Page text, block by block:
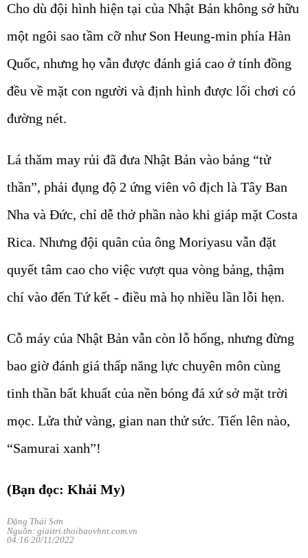
Cho dù đội hình hiện tại của Nhật Bản không sở hữu
một ngôi sao tầm cỡ như Son Heung-min phía Hàn
Quốc, nhưng họ vẫn được đánh giá cao ở tính đồng
đều về mặt con người và định hình được lối chơi có
đường nét.
Lá thăm may rủi đã đưa Nhật Bản vào bảng “tử
thần”, phải đụng độ 2 ứng viên vô địch là Tây Ban
Nha và Đức, chỉ dễ thở phần nào khi giáp mặt Costa
Rica. Nhưng đội quân của ông Moriyasu vẫn đặt
quyết tâm cao cho việc vượt qua vòng bảng, thậm
chí vào đến Tứ kết - điều mà họ nhiều lần lỗi hẹn.
Cỗ máy của Nhật Bản vẫn còn lỗ hổng, nhưng đừng
bao giờ đánh giá thấp năng lực chuyên môn cùng
tinh thần bất khuất của nền bóng đá xứ sở mặt trời
mọc. Lửa thử vàng, gian nan thử sức. Tiến lên nào,
“Samurai xanh”!
(Bạn đọc: Khải My)
Đặng Thái Sơn
Nguồn: giaitri.thoibaovhnt.com.vn
04:16 20/11/2022